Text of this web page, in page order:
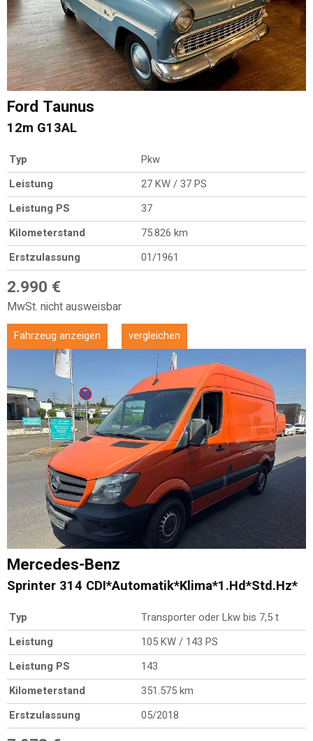
Ford Taunus
12m G13AL
Typ
Pkw
Leistung
27 KW / 37 PS
Leistung PS
37
Kilometerstand
75.826 km
Erstzulassung
01/1961
2.990 €
MwSt. nicht ausweisbar
Fahrzeug anzeigen vergleichen
Mercedes-Benz
Sprinter 314 CDI*Automatik*Klima*1.Hd*Std.Hz*
Typ
Transporter oder Lkw bis 7,5 t
Leistung
105 KW / 143 PS
Leistung PS
143
Kilometerstand
351.575 km
Erstzulassung
05/2018